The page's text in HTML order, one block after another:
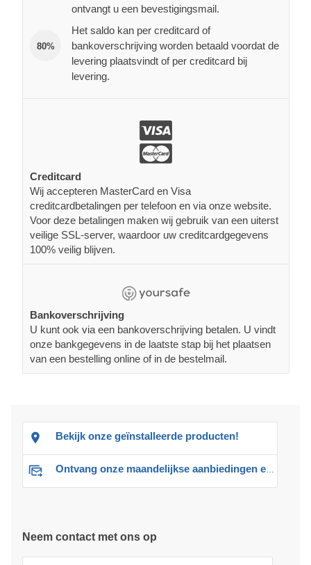
ontvangt u een bevestigingsmail.
80%
Het saldo kan per creditcard of
bankoverschrijving worden betaald voordat de
levering plaatsvindt of per creditcard bij
levering.
Creditcard
Wij accepteren MasterCard en Visa
creditcardbetalingen per telefoon en via onze website.
Voor deze betalingen maken wij gebruik van een uiterst
veilige SSL-server, waardoor uw creditcardgegevens
100% veilig blijven.
Bankoverschrijving
U kunt ook via een bankoverschrijving betalen. U vindt
onze bankgegevens in de laatste stap bij het plaatsen
van een bestelling online of in de bestelmail.
Bekijk onze geïnstalleerde producten!
Ontvang onze maandelijkse aanbiedingen en advies
Neem contact met ons op